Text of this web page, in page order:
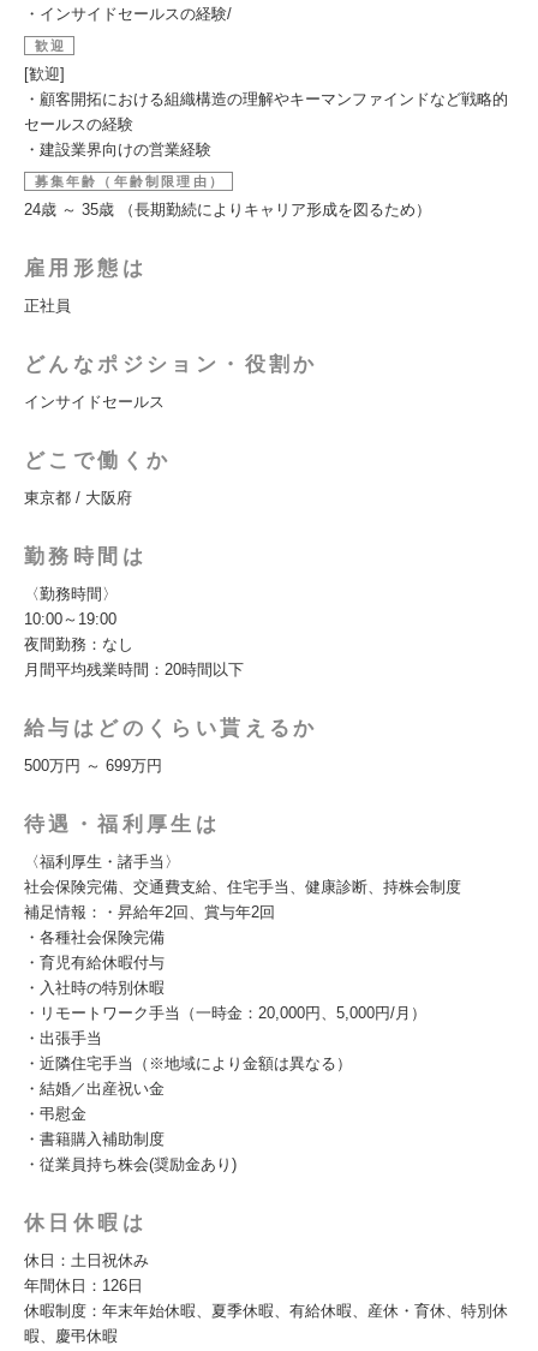
・インサイドセールスの経験/
歓迎
[歓迎]
・顧客開拓における組織構造の理解やキーマンファインドなど戦略的
セールスの経験
・建設業界向けの営業経験
募集年齢（年齢制限理由）
24歳 ～ 35歳 （長期勤続によりキャリア形成を図るため）
雇用形態は
正社員
どんなポジション・役割か
インサイドセールス
どこで働くか
東京都 / 大阪府
勤務時間は
〈勤務時間〉
10:00～19:00
夜間勤務：なし
月間平均残業時間：20時間以下
給与はどのくらい貰えるか
500万円 ～ 699万円
待遇・福利厚生は
〈福利厚生・諸手当〉
社会保険完備、交通費支給、住宅手当、健康診断、持株会制度
補足情報：・昇給年2回、賞与年2回
・各種社会保険完備
・育児有給休暇付与
・入社時の特別休暇
・リモートワーク手当（一時金：20,000円、5,000円/月）
・出張手当
・近隣住宅手当（※地域により金額は異なる）
・結婚／出産祝い金
・弔慰金
・書籍購入補助制度
・従業員持ち株会(奨励金あり)
休日休暇は
休日：土日祝休み
年間休日：126日
休暇制度：年末年始休暇、夏季休暇、有給休暇、産休・育休、特別休
暇、慶弔休暇